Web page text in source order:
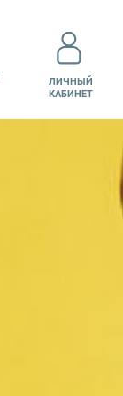
ЛИЧНЫЙ
КАБИНЕТ